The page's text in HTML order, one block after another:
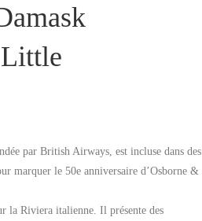
par British Airways, est incluse dans des
marquer le 50e anniversaire d’Osborne &
la Riviera italienne. Il présente des